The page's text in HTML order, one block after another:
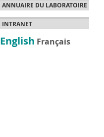
ANNUAIRE DU LABORATOIRE
INTRANET
English Français